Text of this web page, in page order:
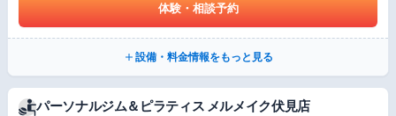
体験・相談予約
設備・料金情報をもっと見る
パーソナルジム＆ピラティス メルメイク伏見店